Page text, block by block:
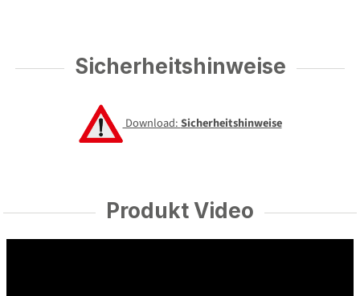
Sicherheitshinweise
Download:Sicherheitshinweise
Produkt Video